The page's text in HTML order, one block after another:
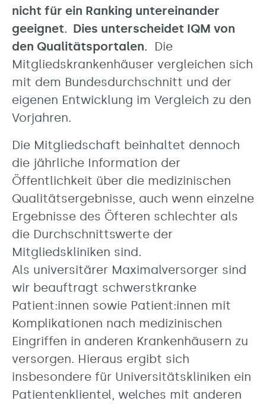
nicht für ein Ranking untereinander
geeignet. Dies unterscheidet IQM von
den Qualitätsportalen. Die
Mitgliedskrankenhäuser vergleichen sich
mit dem Bundesdurchschnitt und der
eigenen Entwicklung im Vergleich zu den
Vorjahren.
Die Mitgliedschaft beinhaltet dennoch
die jährliche Information der
Öffentlichkeit über die medizinischen
Qualitätsergebnisse, auch wenn einzelne
Ergebnisse des Öfteren schlechter als
die Durchschnittswerte der
Mitgliedskliniken sind.
Als universitärer Maximalversorger sind
wir beauftragt schwerstkranke
Patient:innen sowie Patient:innen mit
Komplikationen nach medizinischen
Eingriffen in anderen Krankenhäusern zu
versorgen. Hieraus ergibt sich
insbesondere für Universitätskliniken ein
Patientenklientel, welches mit anderen